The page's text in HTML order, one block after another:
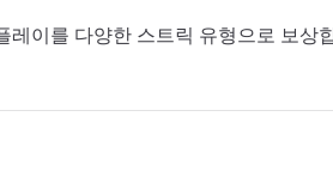
레이를 다양한 스트릭 유형으로 보상